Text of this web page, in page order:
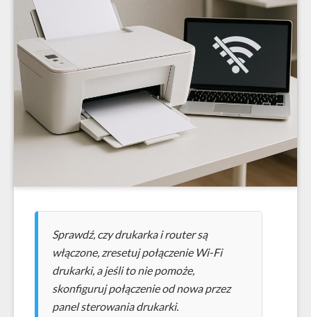
Sprawdź, czy drukarka i router są
włączone, zresetuj połączenie Wi-Fi
drukarki, a jeśli to nie pomoże,
skonfiguruj połączenie od nowa przez
panel sterowania drukarki.